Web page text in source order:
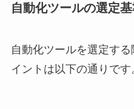
自動化ツールの選定
自動化ツールを選定す
イントは以下の通りです